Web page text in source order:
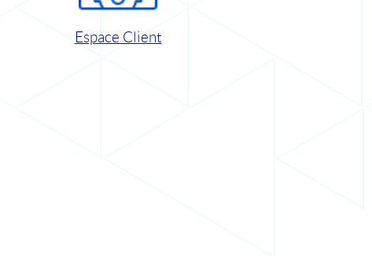
Espace Client